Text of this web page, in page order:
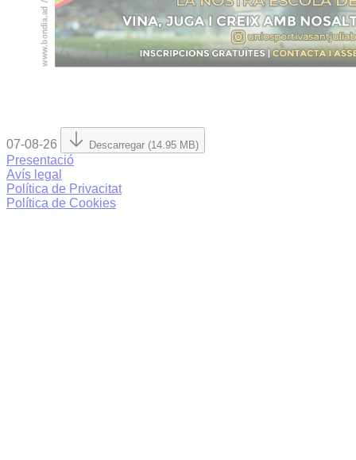
07-08-26 Descarregar (14.95 MB)
Presentació
Avís legal
Política de Privacitat
Política de Cookies